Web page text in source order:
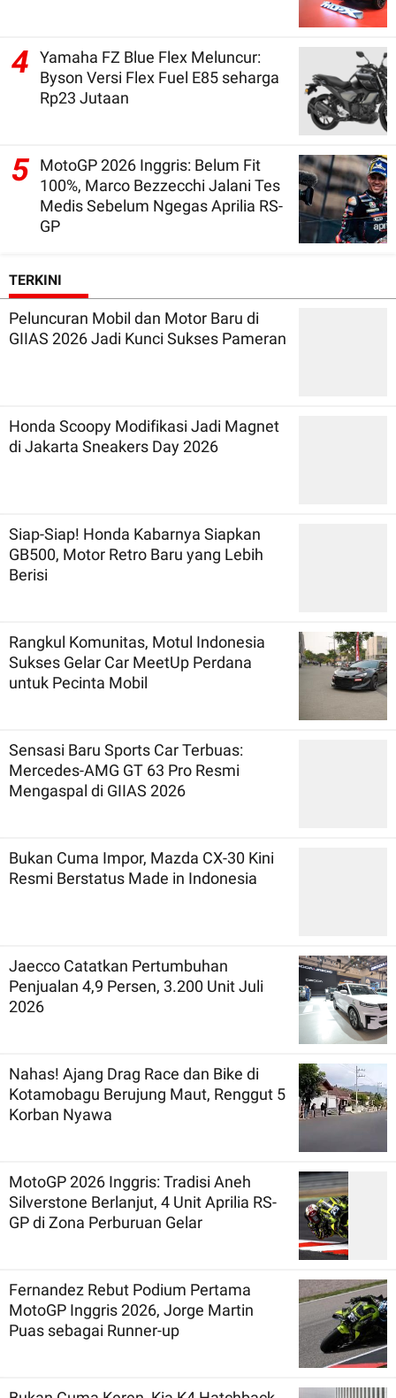
4
Yamaha FZ Blue Flex Meluncur:
Byson Versi Flex Fuel E85 seharga
Rp23 Jutaan
5 MotoGP 2026 Inggris: Belum Fit
100%, Marco Bezzecchi Jalani Tes
Medis Sebelum Ngegas Aprilia RS-
GP
TERKINI
Peluncuran Mobil dan Motor Baru di
GIIAS 2026 Jadi Kunci Sukses Pameran
Honda Scoopy Modifikasi Jadi Magnet
di Jakarta Sneakers Day 2026
Siap-Siap! Honda Kabarnya Siapkan
GB500, Motor Retro Baru yang Lebih
Berisi
Rangkul Komunitas, Motul Indonesia
Sukses Gelar Car MeetUp Perdana
untuk Pecinta Mobil
Sensasi Baru Sports Car Terbuas:
Mercedes-AMG GT 63 Pro Resmi
Mengaspal di GIIAS 2026
Bukan Cuma Impor, Mazda CX-30 Kini
Resmi Berstatus Made in Indonesia
Jaecco Catatkan Pertumbuhan
Penjualan 4,9 Persen, 3.200 Unit Juli
2026
Nahas! Ajang Drag Race dan Bike di
Kotamobagu Berujung Maut, Renggut 5
Korban Nyawa
MotoGP 2026 Inggris: Tradisi Aneh
Silverstone Berlanjut, 4 Unit Aprilia RS-
GP di Zona Perburuan Gelar
Fernandez Rebut Podium Pertama
MotoGP Inggris 2026, Jorge Martin
Puas sebagai Runner-up